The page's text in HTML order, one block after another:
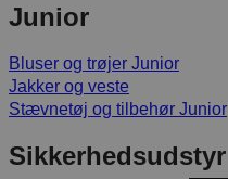
Junior
Bluser og trøjer Junior
Jakker og veste
Stævnetøj og tilbehør Junior
Sikkerhedsudstyr